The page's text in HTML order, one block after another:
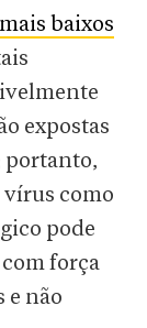
baixos
expostas
portanto,
vírus como
pode
força
e não